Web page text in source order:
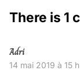
There is 1
Adri
14 mai 2019 à 15